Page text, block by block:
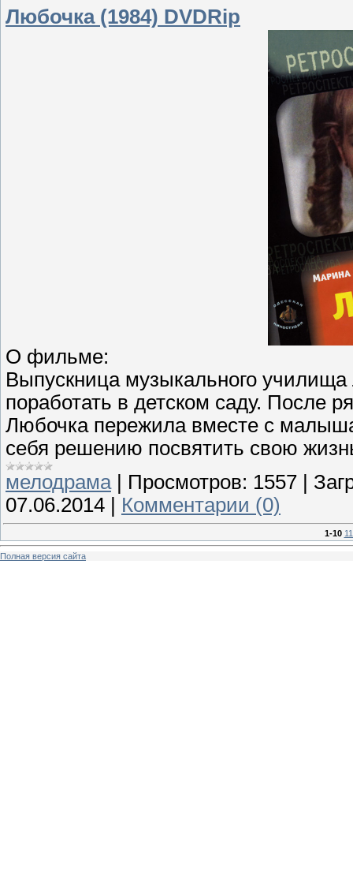
Любочка (1984) DVDRip
О фильме:
Выпускница музыкального
поработать в детском саду. После
Любочка пережила вместе с
себя решению посвятить свою
мелодрама | Просмотров: 1557 |
07.06.2014 | Комментарии (0)
1-10
Полная версия сайта